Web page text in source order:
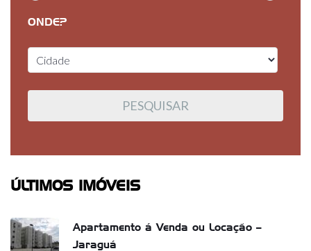
ONDE?
ÚLTIMOS IMÓVEIS
Apartamento á Venda ou Locação –
Jaraguá